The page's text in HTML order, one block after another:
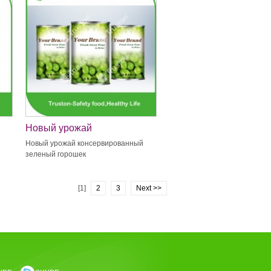
Новый урожай
консервированный зеленый
горошек
Новый урожай консервированный
зеленый горошек
[1] 2 3 Next >>